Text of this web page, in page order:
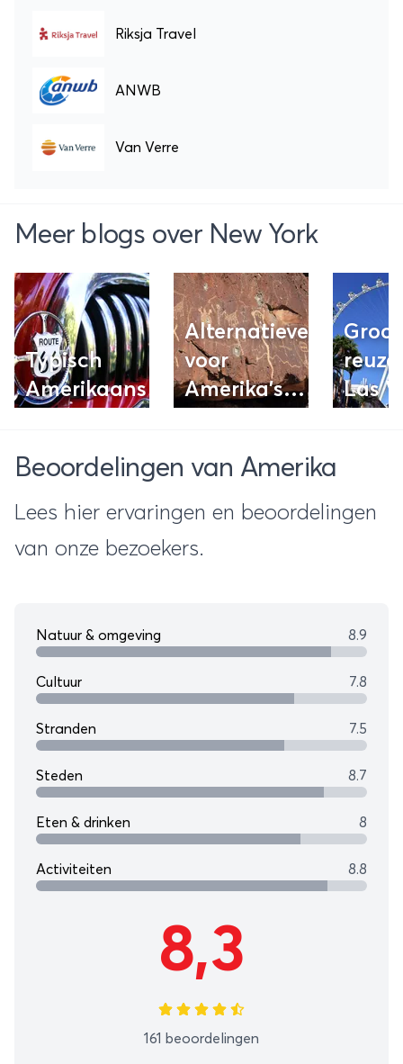
Riksja Travel
ANWB
Van Verre
Meer blogs over New York
Typisch
Amerikaans
Alternatieven
voor
Amerika's
Parken
Las
Beoordelingen van Amerika
Lees hier ervaringen en beoordelingen
van onze bezoekers.
Natuur & omgeving 8.9
Cultuur 7.8
Stranden 7.5
Steden 8.7
Eten & drinken 8
Activiteiten 8.8
8,3
161 beoordelingen